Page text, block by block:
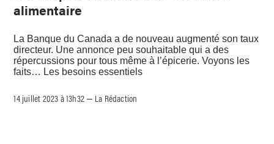
alimentaire
La Banque du Canada a de nouveau augmenté son taux
directeur. Une annonce peu souhaitable qui a des
répercussions pour tous même à l’épicerie. Voyons les
faits… Les besoins essentiels
14 juillet 2023 à 13h32 – La Rédaction